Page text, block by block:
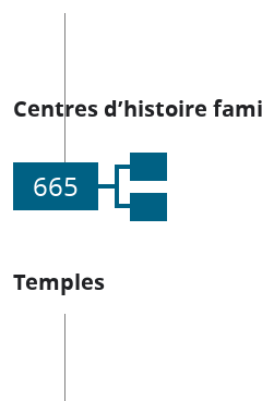
Centres d’histoire
665
Temples